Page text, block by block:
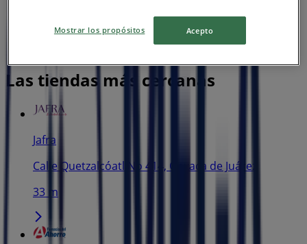
Las tiendas más cercanas
Jafra
Calle Quetzalcóatl No 414, Oaxaca de Juárez
33 m
Mostrar los propósitos Acepto